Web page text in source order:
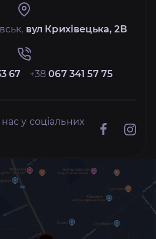
вул Крихівецька, 2В
67 +38067 341 57 75
у соціальних